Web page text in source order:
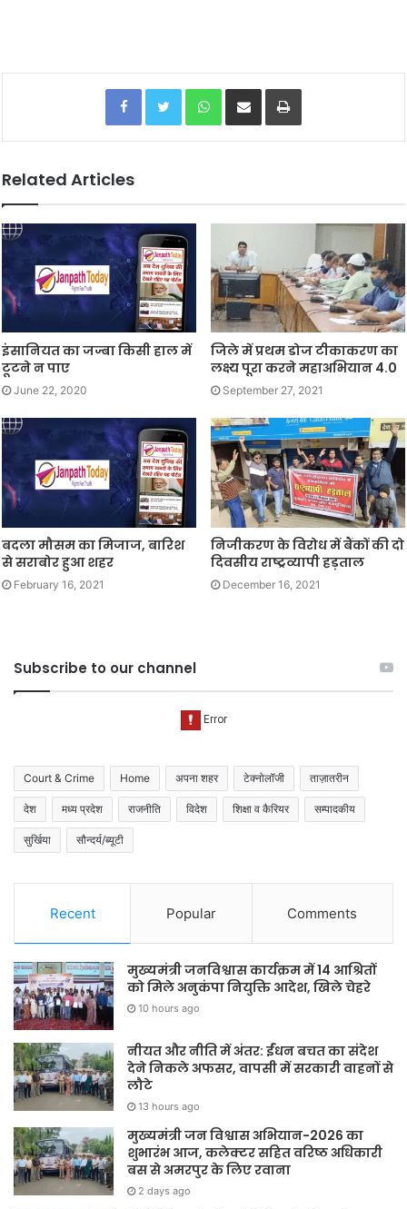
Facebook Twitter WhatsApp
Related Articles
इंसानियत का जज्बा किसी हाल में
टूटने न पाए
June 22, 2020
जिले में प्रथम डोज टीकाकरण का
लक्ष्य पूरा करने महाअभियान 4.0
September 27, 2021
बदला मौसम का मिजाज, बारिश
से सराबोर हुआ शहर
February 16, 2021
निजीकरण के विरोध में बैंकों की दो
दिवसीय राष्ट्रव्यापी हड़ताल
December 16, 2021
Subscribe to our channel
Court & Crime Home अपना शहर टेक्नोलॉजी ताज़ातरीन
देश मध्य प्रदेश राजनीति विदेश शिक्षा व कैरियर सम्पादकीय
सुर्खिया सौन्दर्य/ब्यूटी
Recent Popular Comments
मुख्यमंत्री जनविश्वास कार्यक्रम में 14 आश्रितों
को मिले अनुकंपा नियुक्ति आदेश, खिले चेहरे
10 hours ago
नीयत और नीति में अंतर: ईंधन बचत का संदेश
देने निकले अफसर, वापसी में सरकारी वाहनों से
लौटे
13 hours ago
मुख्यमंत्री जन विश्वास अभियान-2026 का
शुभारंभ आज, कलेक्टर सहित वरिष्ठ अधिकारी
बस से अमरपुर के लिए रवाना
2 days ago